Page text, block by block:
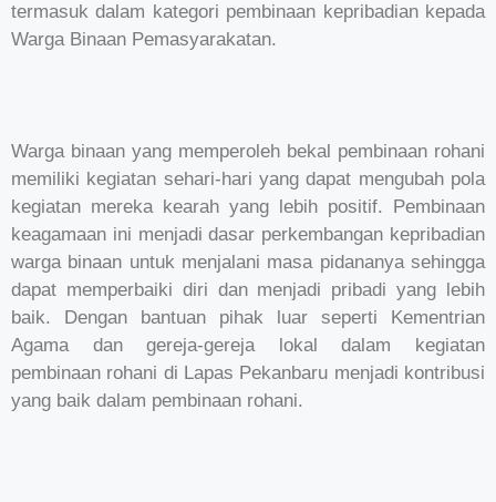
termasuk dalam kategori pembinaan kepribadian kepada
Warga Binaan Pemasyarakatan.
Warga binaan yang memperoleh bekal pembinaan rohani
memiliki kegiatan sehari-hari yang dapat mengubah pola
kegiatan mereka kearah yang lebih positif. Pembinaan
keagamaan ini menjadi dasar perkembangan kepribadian
warga binaan untuk menjalani masa pidananya sehingga
dapat memperbaiki diri dan menjadi pribadi yang lebih
baik. Dengan bantuan pihak luar seperti Kementrian
Agama dan gereja-gereja lokal dalam kegiatan
pembinaan rohani di Lapas Pekanbaru menjadi kontribusi
yang baik dalam pembinaan rohani.